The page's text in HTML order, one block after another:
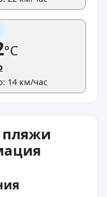
°C
14 км/час
пляжи